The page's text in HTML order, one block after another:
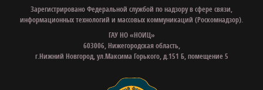
Зарегистрировано Федеральной службой по надзору в сфере связи,
информационных технологий и массовых коммуникаций (Роскомнадзор).
ГАУ НО «НОИЦ»
603006, Нижегородская область,
г.Нижний Новгород, ул.Максима Горького, д.151 Б, помещение 5